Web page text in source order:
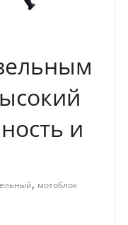
и
, мотоблок